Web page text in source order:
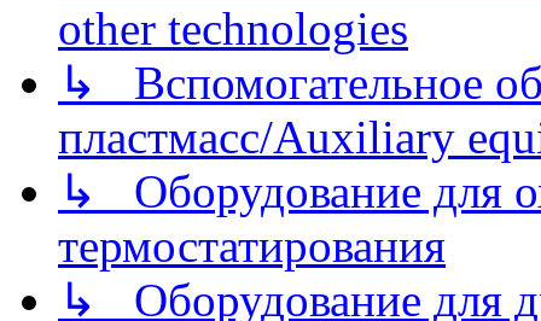
other technologies
↳ Вспомогательное
пластмасс/Auxiliary
↳ Оборудование для
термостатирования
↳ Оборудование для